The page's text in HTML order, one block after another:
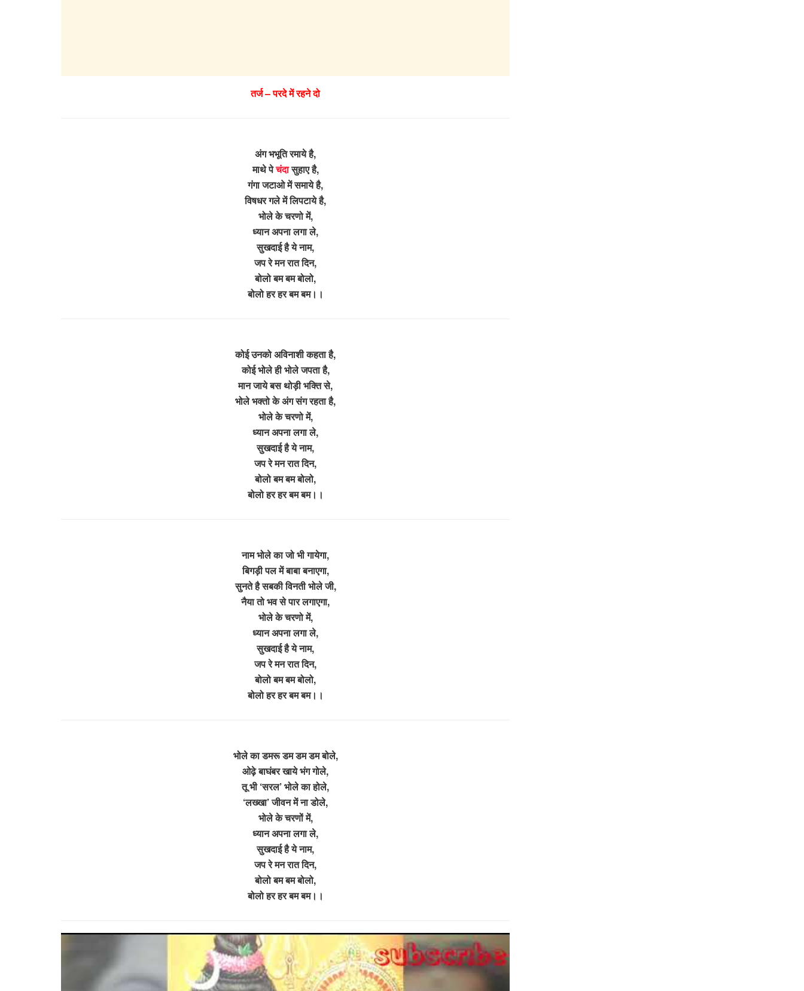
तर्ज – परदे में रहने दो
अंग भभूति रमाये है,
माथे पेचंदासुहाए है,
गंगा जटाओ में समाये है,
विषधर गले में लिपटाये है,
भोले के चरणो में,
ध्यान अपना लगा ले,
सुखदाई है ये नाम,
जप रे मन रात दिन,
बोलो बम बम बोलो,
बोलो हर हर बम बम।।
कोई उनको अविनाशी कहता है,
कोई भोले ही भोले जपता है,
मान जाये बस थोड़ी भक्ति से,
भोले भक्तो के अंग संग रहता है,
भोले के चरणो में,
ध्यान अपना लगा ले,
सुखदाई है ये नाम,
जप रे मन रात दिन,
बोलो बम बम बोलो,
बोलो हर हर बम बम।।
नाम भोले का जो भी गायेगा,
बिगड़ी पल में बाबा बनाएगा,
सुनते है सबकी विनती भोले जी,
नैया तो भव से पार लगाएगा,
भोले के चरणो में,
ध्यान अपना लगा ले,
सुखदाई है ये नाम,
जप रे मन रात दिन,
बोलो बम बम बोलो,
बोलो हर हर बम बम।।
भोले का डमरू डम डम डम बोले,
ओढ़े बाघंबर खाये भंग गोले,
तू भी ‘सरल’ भोले का होले,
‘लख्खा’ जीवन में ना डोले,
भोले के चरणों में,
ध्यान अपना लगा ले,
सुखदाई है ये नाम,
जप रे मन रात दिन,
बोलो बम बम बोलो,
बोलो हर हर बम बम।।